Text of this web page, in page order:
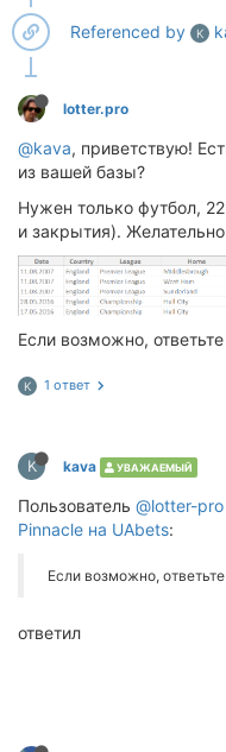
Referenced by K
lotter.pro
@kava, приветствую!
из вашей базы?
Нужен только футбол,
и закрытия).
Если возможно,
K 1 ответ
K kava УВАЖАЕМЫЙ
Пользователь @lotter-pro
Pinnacle на UAbets:
Если возможно,
ответил